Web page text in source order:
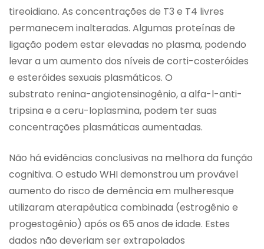
tireoidiano. As concentrações de T3 e T4 livres
permanecem inalteradas. Algumas proteínas de
ligação podem estar elevadas no plasma, podendo
levar a um aumento dos níveis de corti-costeróides
e esteróides sexuais plasmáticos. O
substrato renina-angiotensinogênio, a alfa-l-anti-
tripsina e a ceru-loplasmina, podem ter suas
concentrações plasmáticas aumentadas.
Não há evidências conclusivas na melhora da função
cognitiva. O estudo WHI demonstrou um provável
aumento do risco de demência em mulheresque
utilizaram aterapêutica combinada (estrogênio e
progestogênio) após os 65 anos de idade. Estes
dados não deveriam ser extrapolados